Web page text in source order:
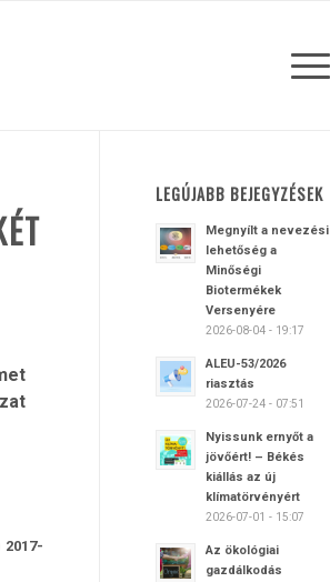
LEGÚJABB BEJEGYZÉSEK
Megnyílt a nevezési
lehetőség a
Minőségi
Biotermékek
Versenyére
2026-08-04 - 19:17
ALEU-53/2026
riasztás
2026-07-24 - 07:51
Nyissunk ernyőt a
jövőért! – Békés
kiállás az új
klímatörvényért
2026-07-01 - 15:07
Az ökológiai
gazdálkodás